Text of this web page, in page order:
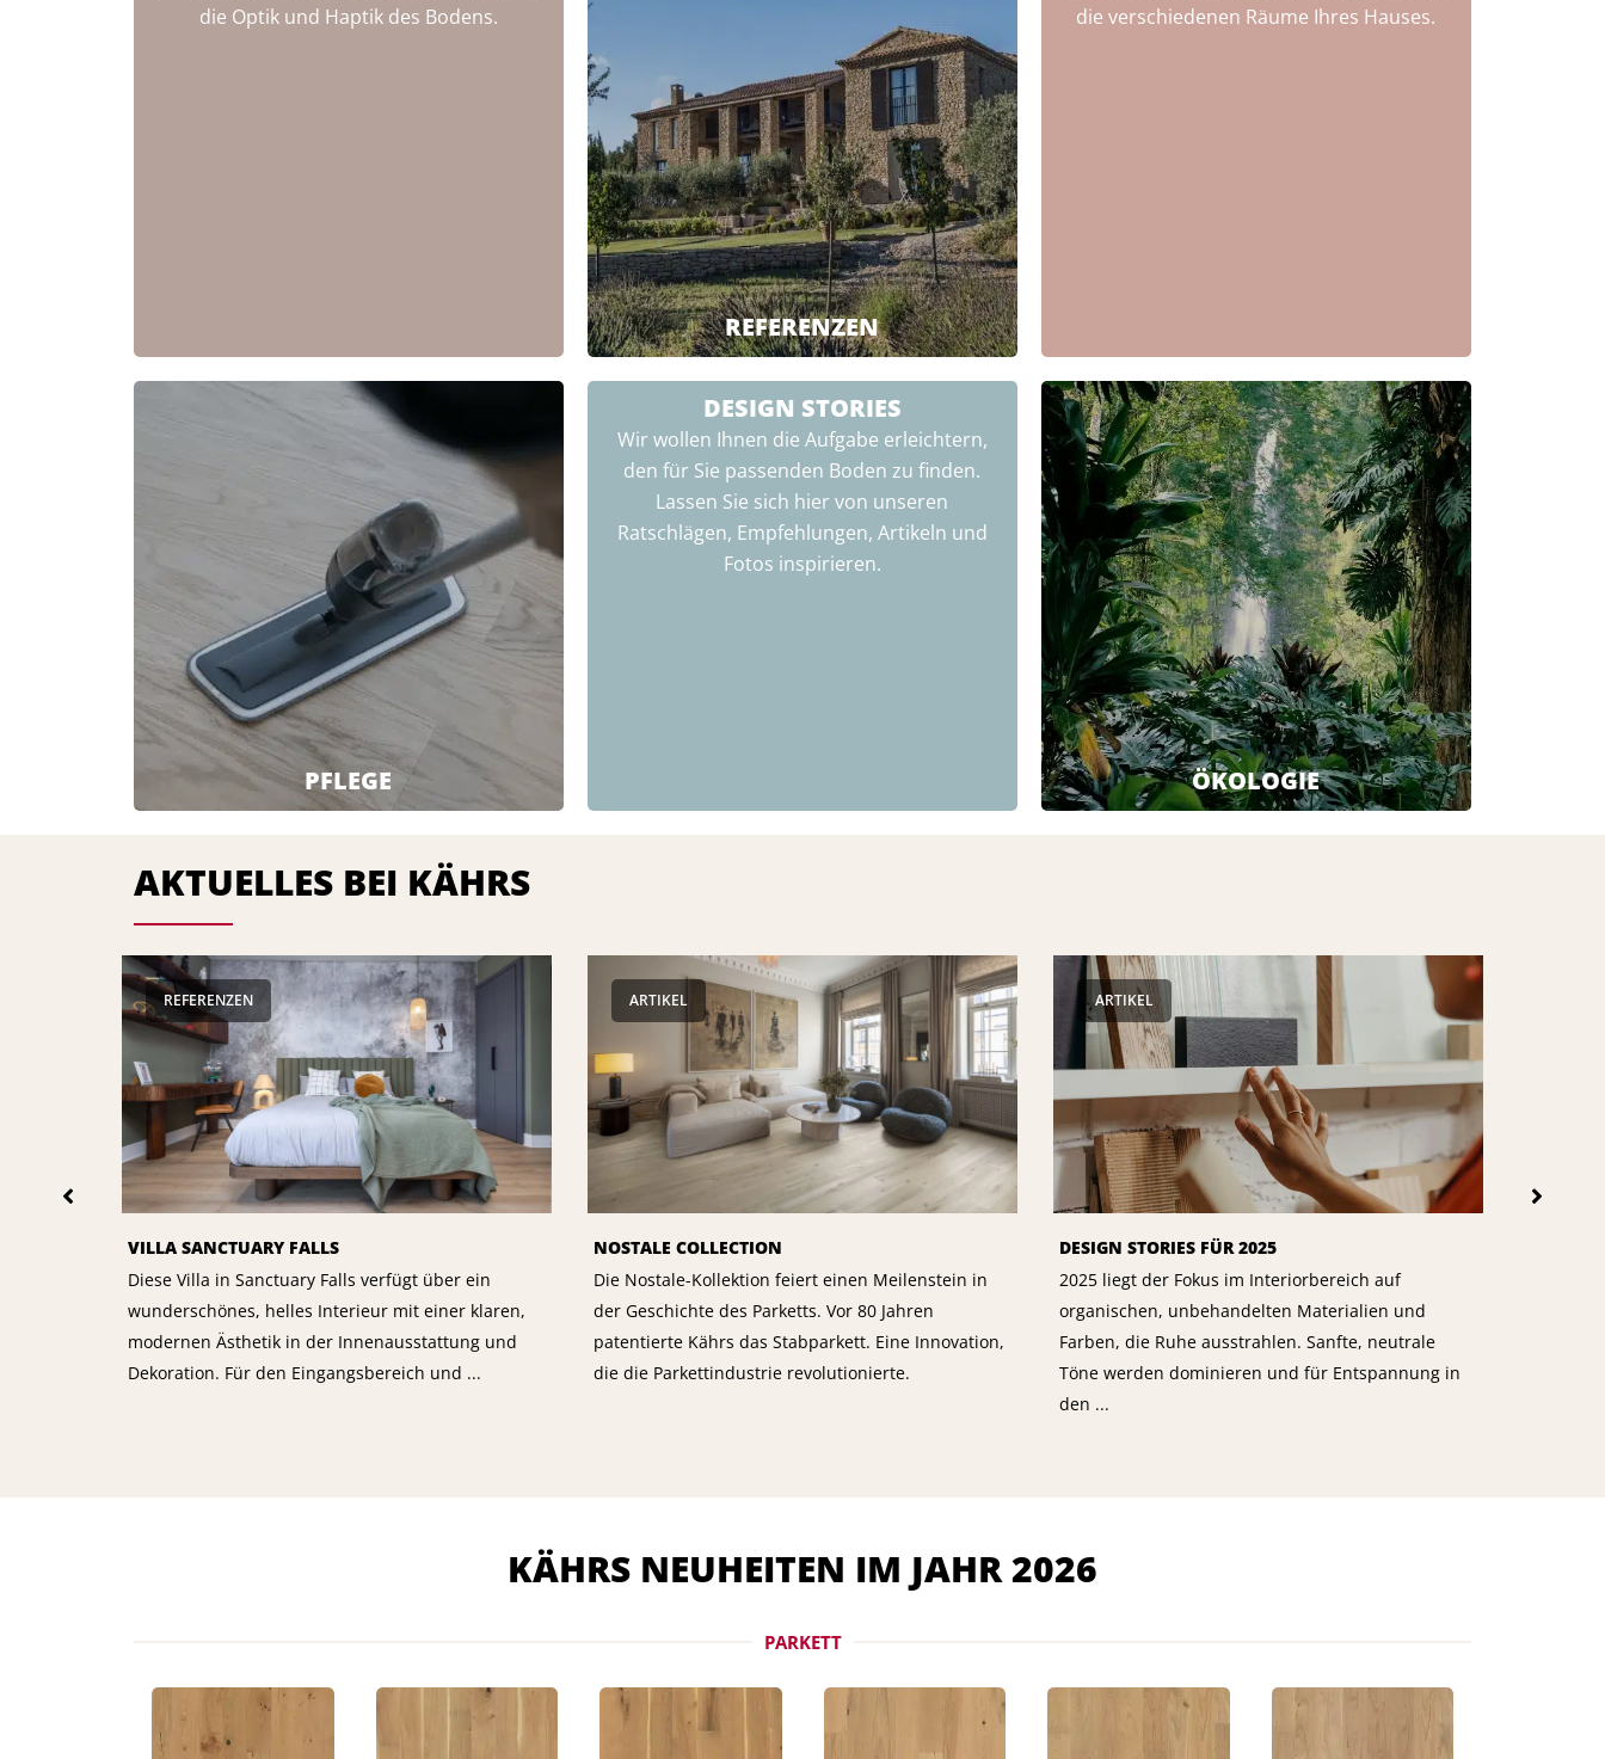
die Optik und Haptik des Bodens.
REFERENZEN
die verschiedenen Räume Ihres Hauses.
PFLEGE
DESIGN STORIES
Wir wollen Ihnen die Aufgabe erleichtern,
den für Sie passenden Boden zu finden.
Lassen Sie sich hier von unseren
Ratschlägen, Empfehlungen, Artikeln und
Fotos inspirieren.
ÖKOLOGIE
AKTUELLES BEI KÄHRS
REFERENZEN
VILLA SANCTUARY FALLS
Diese Villa in Sanctuary Falls verfügt über ein
wunderschönes, helles Interieur mit einer klaren,
modernen Ästhetik in der Innenausstattung und
Dekoration. Für den Eingangsbereich und ...
ARTIKEL
NOSTALE COLLECTION
Die Nostale-Kollektion feiert einen Meilenstein in
der Geschichte des Parketts. Vor 80 Jahren
patentierte Kährs das Stabparkett. Eine Innovation,
die die Parkettindustrie revolutionierte.
ARTIKEL
DESIGN STORIES FÜR 2025
2025 liegt der Fokus im Interiorbereich auf
organischen, unbehandelten Materialien und
Farben, die Ruhe ausstrahlen. Sanfte, neutrale
Töne werden dominieren und für Entspannung in
den ...
KÄHRS NEUHEITEN IM JAHR 2026
PARKETT